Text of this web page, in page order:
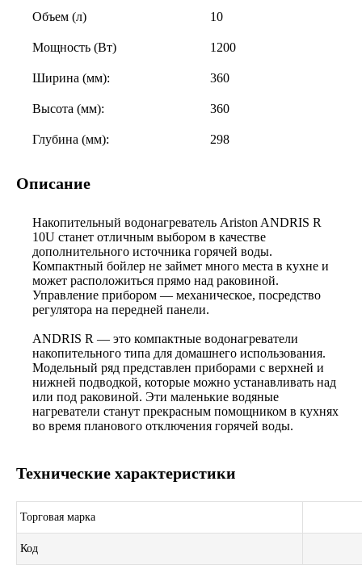
Объем (л) 10
Мощность (Вт) 1200
Ширина (мм): 360
Высота (мм): 360
Глубина (мм): 298
Описание
Накопительный водонагреватель Ariston ANDRIS R
10U станет отличным выбором в качестве
дополнительного источника горячей воды.
Компактный бойлер не займет много места в кухне и
может расположиться прямо над раковиной.
Управление прибором — механическое, посредство
регулятора на передней панели.
ANDRIS R — это компактные водонагреватели
накопительного типа для домашнего использования.
Модельный ряд представлен приборами с верхней и
нижней подводкой, которые можно устанавливать над
или под раковиной. Эти маленькие водяные
нагреватели станут прекрасным помощником в кухнях
во время планового отключения горячей воды.
Технические характеристики
Торговая марка
Код